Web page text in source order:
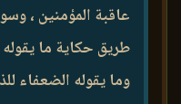
عاقبة المؤمنين ،
طريق حكاية ما يقوله
وما يقوله الضعفاء